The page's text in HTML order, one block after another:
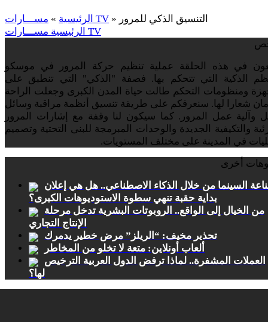
الرئيسية » مســـارات TV » التنسيق الذكي للمرور
الرئيسية مســـارات TV
في هذه الحلقة عملية تنظيم حركة المرور في موسكو
الذكية التي تتحكم بها. فصفة "الذكي" التي تنطبق على
ومنظومات التحكم طالت حياة المدن الكبرى وجعلت الراحة
شعارا لها. سنعرفكم على طريقة تنسيق أنظمة مراقبة وسائل
وآلية عمل المرور. كما سيكون لنا وقفة مع إشارات المرور
والتكيفية الجديدة والوحدات المبرمجة للبنى التحتية وتصميم
في المدينة على مختلف المستويات.
أخرى
السينما من خلال الذكاء الاصطناعي.. هل هي إعلان
بداية حقبة تنهي سطوة الاستوديوهات الكبرى؟
من الخيال إلى الواقع.. الروبوتات البشرية تدخل مرحلة
الإنتاج التجاري
تحذير مخيف: “الريلز” مرض خطير يدمرك
ألعاب أونلاين: متعة لا تخلو من المخاطر
العملات المشفرة.. لماذا ترفض الدول العربية الترخيص
لها؟